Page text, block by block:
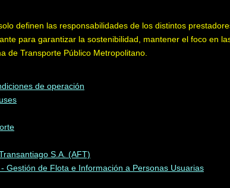
definen las responsabilidades de los distintos
para garantizar la sostenibilidad, mantener el foco en
de Transporte Público Metropolitano.
de operación
S.A. (AFT)
- Gestión de Flota e Información a Personas Usuarias